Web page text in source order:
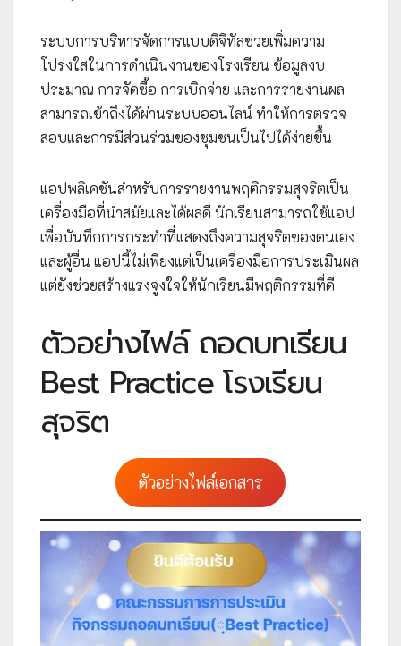
ระบบการบริหารจัดการแบบดิจิทัลช่วยเพิ่มความ
โปร่งใสในการดำเนินงานของโรงเรียน ข้อมูลงบ
ประมาณ การจัดซื้อ การเบิกจ่าย และการรายงานผล
สามารถเข้าถึงได้ผ่านระบบออนไลน์ ทำให้การตรวจ
สอบและการมีส่วนร่วมของชุมชนเป็นไปได้ง่ายขึ้น
แอปพลิเคชันสำหรับการรายงานพฤติกรรมสุจริตเป็น
เครื่องมือที่นำสมัยและได้ผลดี นักเรียนสามารถใช้แอป
เพื่อบันทึกการกระทำที่แสดงถึงความสุจริตของตนเอง
และผู้อื่น แอปนี้ไม่เพียงแต่เป็นเครื่องมือการประเมินผล
แต่ยังช่วยสร้างแรงจูงใจให้นักเรียนมีพฤติกรรมที่ดี
ตัวอย่างไฟล์ ถอดบทเรียน
Best Practice โรงเรียน
สุจริต
ตัวอย่างไฟล์เอกสาร